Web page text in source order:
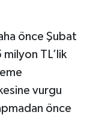
önce Şubat
TL’lik
vurgu
önce